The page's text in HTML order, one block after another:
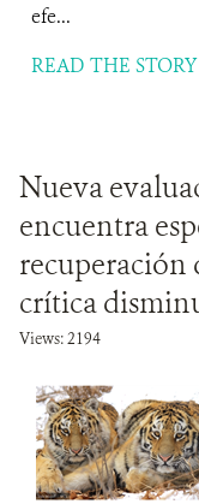
efe...
READ THE STORY
Nueva
encuentra
recuperación
crítica
Views: 2194